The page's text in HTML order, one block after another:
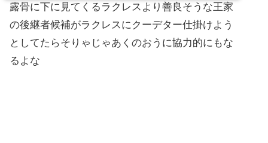
露骨に下に見てくるラクレスより善良そうな王家
の後継者候補がラクレスにクーデター仕掛けよう
としてたらそりゃじゃあくのおうに協力的にもな
るよな